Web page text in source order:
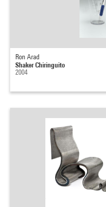
Ron Arad
Shaker Chiringuito
2004